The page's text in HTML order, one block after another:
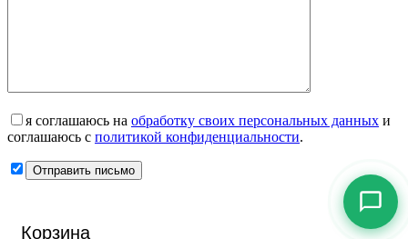
я соглашаюсь на обработку своих персональных данных и
соглашаюсь с политикой конфиденциальности.
Корзина